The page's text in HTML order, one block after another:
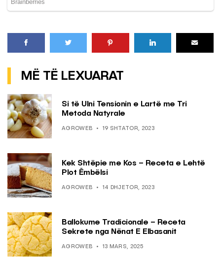
MË TË LEXUARAT
Si të Ulni Tensionin e Lartë me Tri
Metoda Natyrale
AGROWEB 19 SHTATOR, 2023
Kek Shtëpie me Kos – Receta e Lehtë
Plot Ëmbëlsi
AGROWEB 14 DHJETOR, 2023
Ballokume Tradicionale – Receta
Sekrete nga Nënat E Elbasanit
AGROWEB 13 MARS, 2025